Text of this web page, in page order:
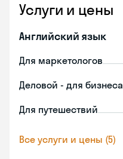
Услуги и цены
Английский язык
Для маркетологов
Деловой - для бизнеса
Для путешествий
Все услуги и цены (5)